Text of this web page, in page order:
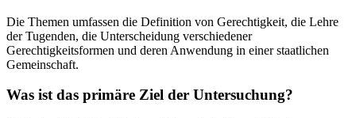
Die Themen umfassen die Definition von Gerechtigkeit, die Lehre
der Tugenden, die Unterscheidung verschiedener
Gerechtigkeitsformen und deren Anwendung in einer staatlichen
Gemeinschaft.
Was ist das primäre Ziel der Untersuchung?